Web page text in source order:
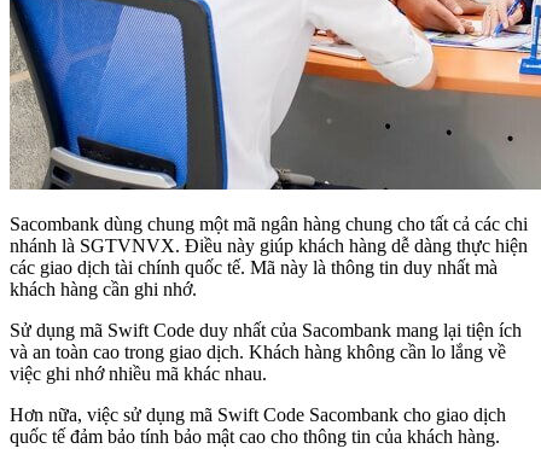
Sacombank dùng chung một mã ngân hàng chung cho tất cả các chi
nhánh là SGTVNVX. Điều này giúp khách hàng dễ dàng thực hiện
các giao dịch tài chính quốc tế. Mã này là thông tin duy nhất mà
khách hàng cần ghi nhớ.
Sử dụng mã Swift Code duy nhất của Sacombank mang lại tiện ích
và an toàn cao trong giao dịch. Khách hàng không cần lo lắng về
việc ghi nhớ nhiều mã khác nhau.
Hơn nữa, việc sử dụng mã Swift Code Sacombank cho giao dịch
quốc tế đảm bảo tính bảo mật cao cho thông tin của khách hàng.